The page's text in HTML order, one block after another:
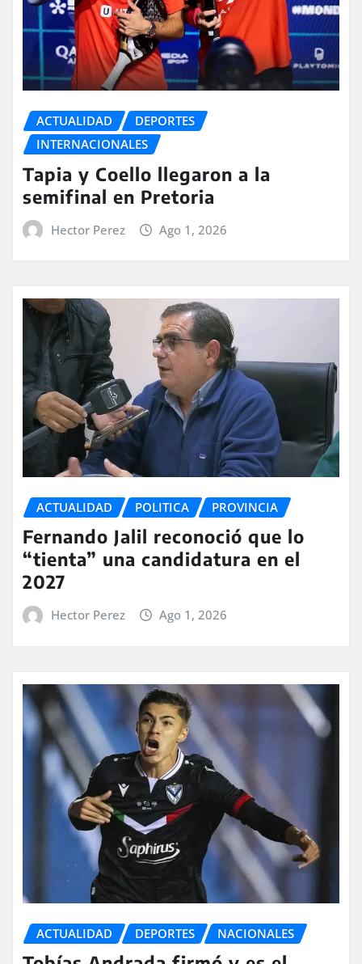
ACTUALIDAD
DEPORTES
INTERNACIONALES
Tapia y Coello llegaron a la
semifinal en Pretoria
Hector Perez Ago 1, 2026
ACTUALIDAD POLITICA PROVINCIA
Fernando Jalil reconoció que lo
“tienta” una candidatura en el
2027
Hector Perez Ago 1, 2026
ACTUALIDAD DEPORTES NACIONALES